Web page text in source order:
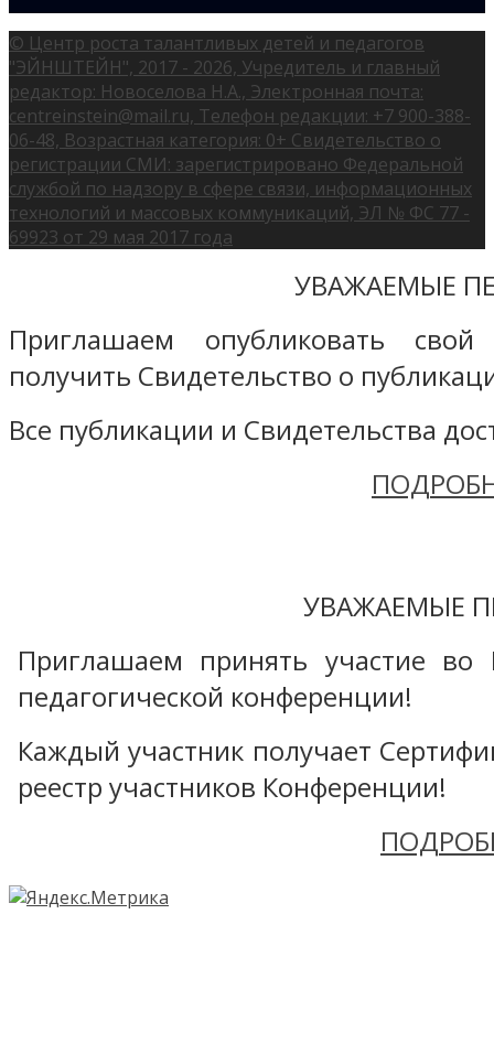
© Центр роста талантливых детей и педагогов
"ЭЙНШТЕЙН", 2017 - 2026, Учредитель и главный
редактор: Новоселова Н.А., Электронная почта:
centreinstein@mail.ru, Телефон редакции: +7 900-388-
06-48, Возрастная категория: 0+ Свидетельство о
регистрации СМИ: зарегистрировано Федеральной
службой по надзору в сфере связи, информационных
технологий и массовых коммуникаций, ЭЛ № ФС 77 -
69923 от 29 мая 2017 года
УВАЖАЕМЫЕ
Приглашаем опубликовать
получить Свидетельство о
Все публикации и Свидетельства
УВАЖАЕМЫЕ
Приглашаем принять участие во
педагогической конференции!
Каждый участник получает
реестр участников Конференции!